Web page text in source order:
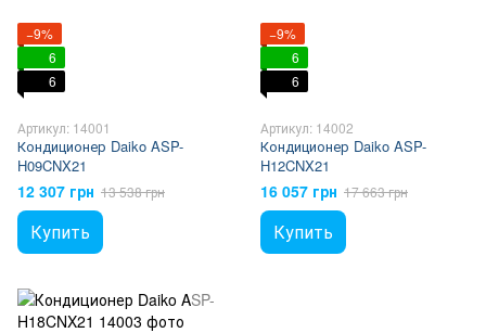
−9%
6
6
Артикул: 14001
Кондиционер Daiko ASP-
H09CNX21
12 307 грн 13 538 грн
Купить
−9%
6
6
Артикул: 14002
Кондиционер Daiko ASP-
H12CNX21
16 057 грн 17 663 грн
Купить